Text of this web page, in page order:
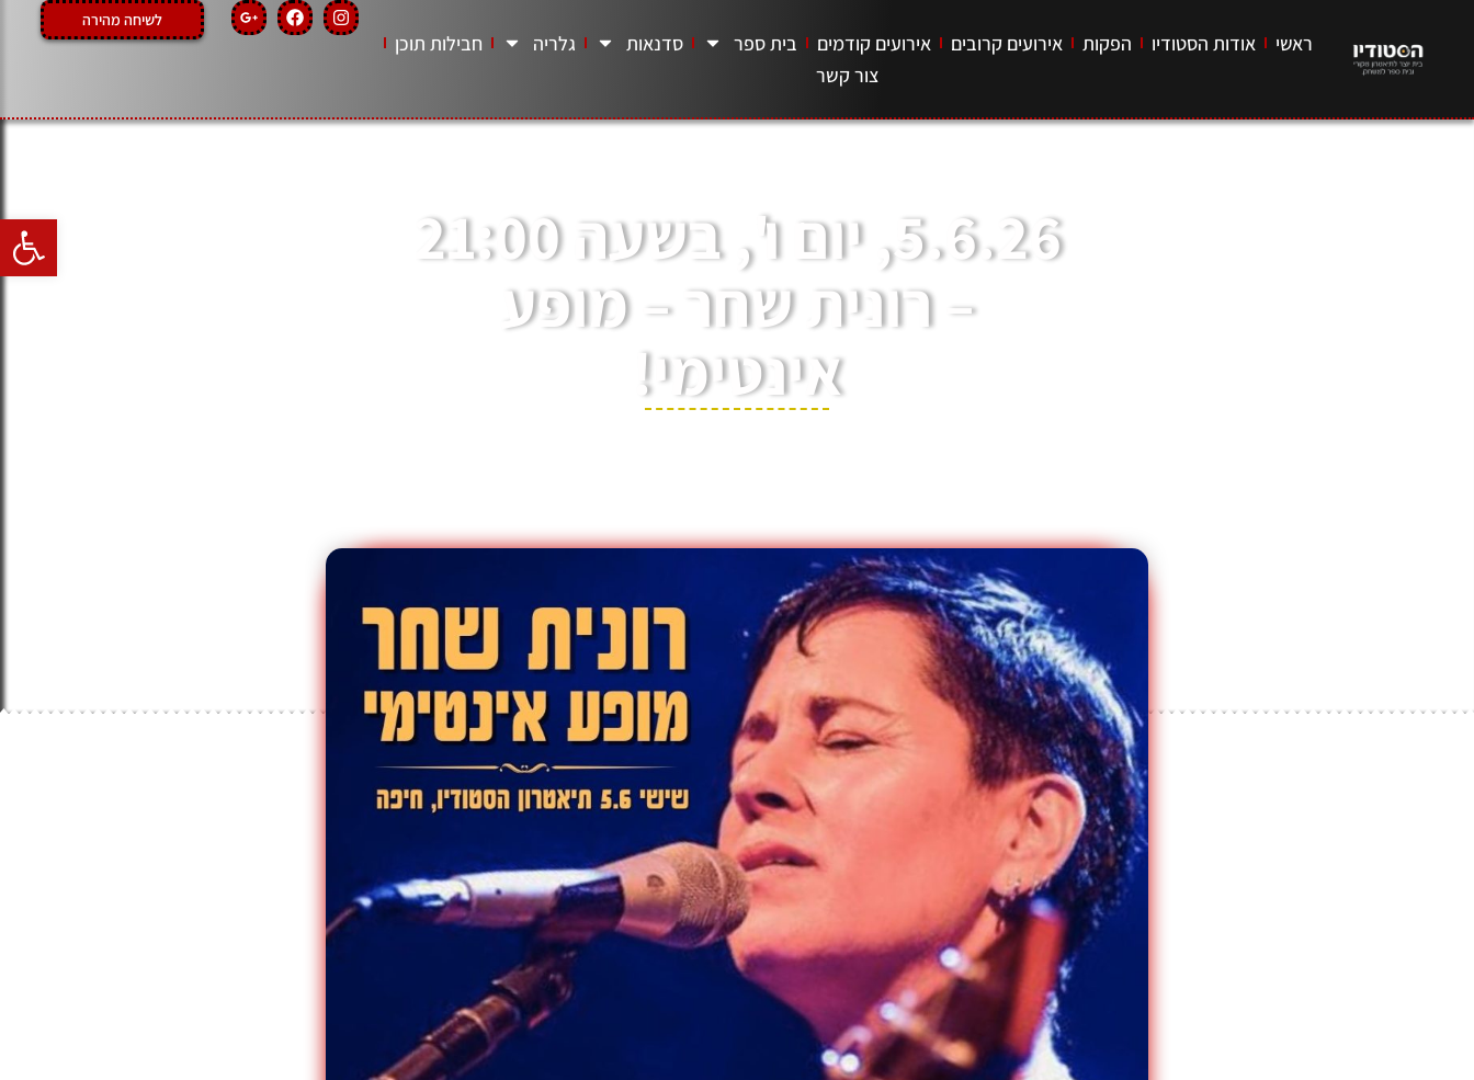
פתח
ראשי אודות הסטודיו הפקות אירועים קרובים אירועים קודמים בית ספר סדנאות גלריה
חבילות תוכן
צור קשר
לשיחה מהירה
5.6.26, יום ו', בשעה 21:00
– רונית שחר – מופע
אינטימי!